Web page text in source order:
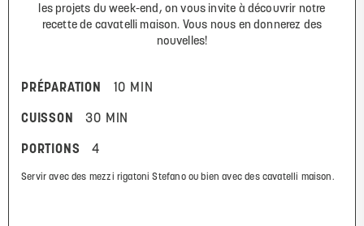
les projets du week-end, on vous invite à découvrir notre
recette de cavatelli maison. Vous nous en donnerez des
nouvelles!
PRÉPARATION 10 MIN
CUISSON 30 MIN
PORTIONS 4
Servir avec des mezzi rigatoni Stefano ou bien avec des cavatelli maison.